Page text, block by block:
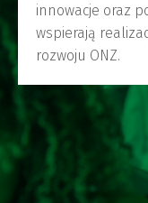
innowacje oraz
wspierają
rozwoju ONZ.